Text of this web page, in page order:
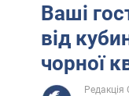
Ваші
від
чорної
Редакція